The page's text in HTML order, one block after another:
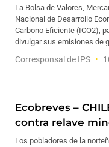
La Bolsa de Valores,
Nacional de Desarrollo
Carbono Eficiente (ICO2),
divulgar sus emisiones de
Corresponsal de IPS
Ecobreves –
contra relave
Los pobladores de la